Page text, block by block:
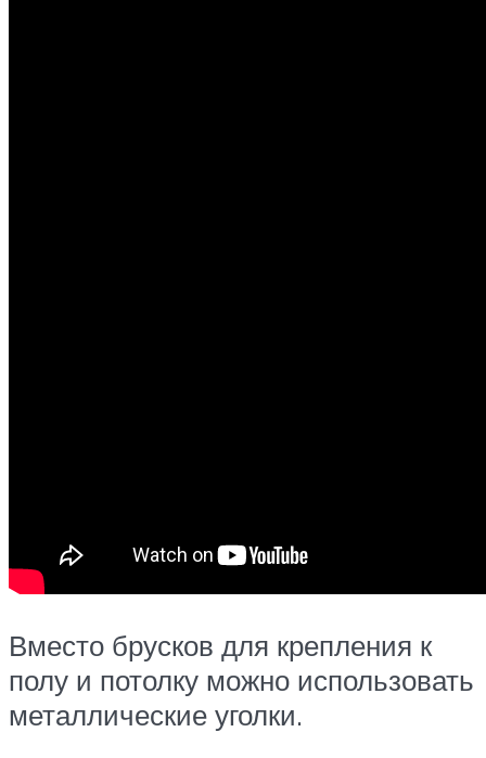
Вместо брусков для крепления к
полу и потолку можно использовать
металлические уголки.